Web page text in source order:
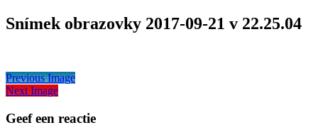
Aortastichting
Snímek obrazovky 2017-09-21 v 22.25.04
Previous Image
Next Image
Geef een reactie